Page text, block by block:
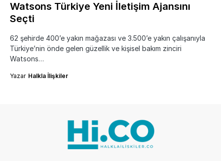
Watsons Türkiye Yeni İletişim Ajansını
Seçti
62 şehirde 400’e yakın mağazası ve 3.500’e yakın çalışanıyla
Türkiye’nin önde gelen güzellik ve kişisel bakım zinciri
Watsons…
Yazar Halkla İlişkiler